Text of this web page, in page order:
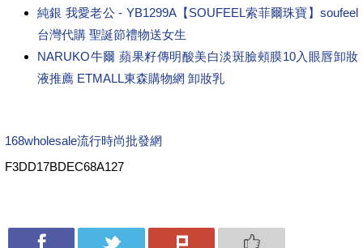
純銀 我愛老公 - YB1299A【SOUFEEL索菲爾珠寶】soufeel
台灣代購 聖誕節禮物送女生
NARUKO牛爾 蘋果籽傳明酸美白淡斑臉頰膜10入眼唇卸妝
液推薦 ETMALL東森購物網 卸妝乳
168wholesale流行時尚批發網
F3DD17BDEC68A127